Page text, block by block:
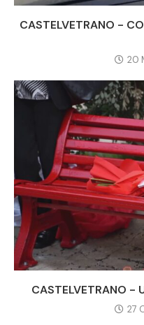
CASTELVETRANO -
20
CASTELVETRANO -
27